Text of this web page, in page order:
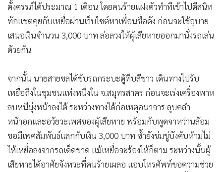
ตั้งครรภ์ได้ประมาณ 1 เดือน โดยคนร้ายแฝงตัวทำทีเข้าไปตีสนิท
ทักแชตคุยกับเหยื่อผ่านเว็บไซต์หาเพื่อนชื่อดัง ก่อนจะใช้อุบาย
เสนอเงินจำนวน 3,000 บาท ล่อลวงให้ผู้เสียหายออกมานั่งรถเล่น
ด้วยกัน
จากนั้น นายสายชลได้ขับรถกระบะตู้ทึบสีขาว เดินทางไปรับ
เหยื่อถึงในชุมชนแห่งหนึ่งใน จ.สมุทรสาคร ก่อนจะเร่งเครื่องพาห
ลบหนีมุ่งหน้าลงใต้ ระหว่างทางได้ก่อเหตุอนาจาร ลูบคลำ
หน้าอกและอวัยวะเพศของผู้เสียหาย พร้อมกับพูดจาหว่านล้อม
ขอมีเพศสัมพันธ์แลกกับเงิน 3,000 บาท ซ้ำยังข่มขู่บังคับห้ามไม่
ให้เหยื่อลงจากรถเด็ดขาด แม้เหยื่อจะร้องไห้ก็ตาม ระหว่างนั้นผู้
เสียหายได้อาศัยจังหวะที่คนร้ายเผลอ แอบโทรศัพท์ขอความช่วย